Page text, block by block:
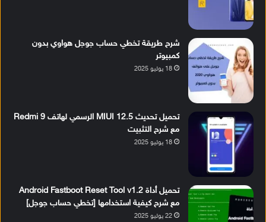
شرح طريقة تخطي حساب جوجل هواوي بدون
كمبيوتر
18 يوليو 2025
تحميل تحديث MIUI 12.5 الرسمي لهاتف Redmi 9
مع شرح التثبيت
18 يوليو 2025
تحميل أداة Android Fastboot Reset Tool v1.2
مع شرح كيفية استخدامها [تخطي حساب جوجل]
22 يوليو 2025